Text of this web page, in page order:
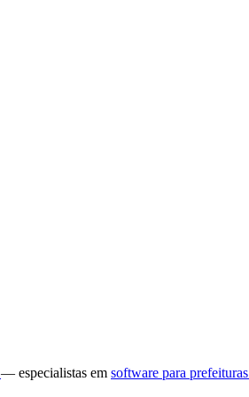
— especialistas em software para prefeituras